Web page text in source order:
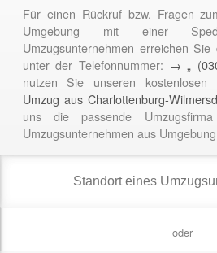
Für einen Rückruf bzw. Fragen
Umgebung mit einer
Umzugsunternehmen erreichen
unter der Telefonnummer: → „
nutzen Sie unseren kostenlosen
Umzug aus Charlottenburg-
uns die passende
Umzugsunternehmen aus
oder